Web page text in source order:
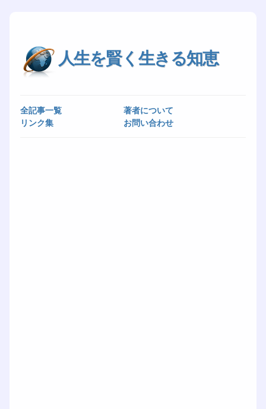
人生を賢く生きる知恵
全記事一覧
著者について
リンク集
お問い合わせ